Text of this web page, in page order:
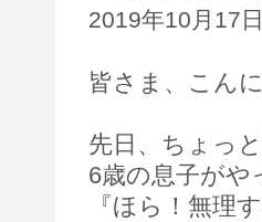
2019年10月17日
皆さま、こん
先日、ちょっ
6歳の息子が
『ほら！無理